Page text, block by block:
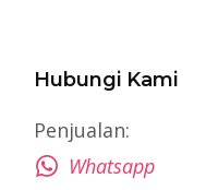
Hubungi Kami
Penjualan:
Whatsapp